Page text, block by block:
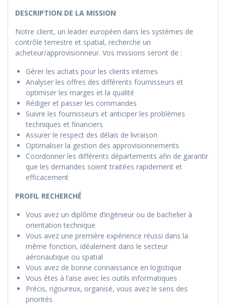
DESCRIPTION DE LA MISSION
Notre client, un leader européen dans les systèmes de
contrôle terrestre et spatial, recherche un
acheteur/approvisionneur. Vos missions seront de :
Gérer les achats pour les clients internes
Analyser les offres des différents fournisseurs et
optimiser les marges et la qualité
Rédiger et passer les commandes
Suivre les fournisseurs et anticiper les problèmes
techniques et financiers
Assurer le respect des délais de livraison
Optimaliser la gestion des approvisionnements
Coordonner les différents départements afin de garantir
que les demandes soient traitées rapidement et
efficacement
PROFIL RECHERCHÉ
Vous avez un diplôme d’ingénieur ou de bachelier à
orientation technique
Vous avez une première expérience réussi dans la
même fonction, idéalement dans le secteur
aéronautique ou spatial
Vous avez de bonne connaissance en logistique
Vous êtes à l’aise avec les outils informatiques
Précis, rigoureux, organisé, vous avez le sens des
priorités